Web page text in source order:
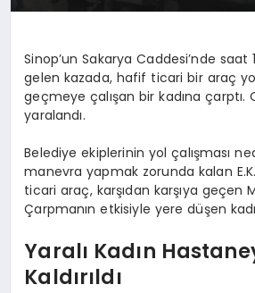
Sinop’un Sakarya Caddesi’nde saat
gelen kazada, hafif ticari bir araç
geçmeye çalışan bir kadına çarptı.
yaralandı.
Belediye ekiplerinin yol çalışması
manevra yapmak zorunda kalan
ticari araç, karşıdan karşıya geçen
Çarpmanın etkisiyle yere düşen
Yaralı Kadın
Kaldırıldı